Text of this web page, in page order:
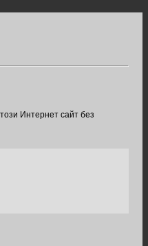
Интернет сайт без